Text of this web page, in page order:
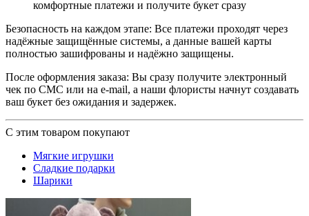
комфортные платежи и получите букет сразу
Безопасность на каждом этапе: Все платежи проходят через
надёжные защищённые системы, а данные вашей карты
полностью зашифрованы и надёжно защищены.
После оформления заказа: Вы сразу получите электронный
чек по СМС или на e-mail, а наши флористы начнут создавать
ваш букет без ожидания и задержек.
С этим товаром покупают
Мягкие игрушки
Сладкие подарки
Шарики